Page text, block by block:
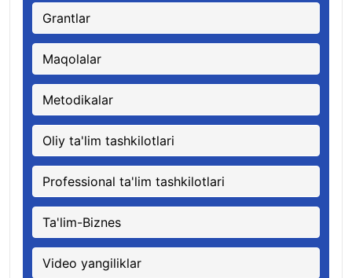
Grantlar
Maqolalar
Metodikalar
Oliy ta'lim tashkilotlari
Professional ta'lim tashkilotlari
Ta'lim-Biznes
Video yangiliklar